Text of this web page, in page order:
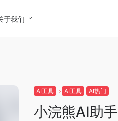
于我们
AI工具 AI工具 AI热门
小浣熊AI助手